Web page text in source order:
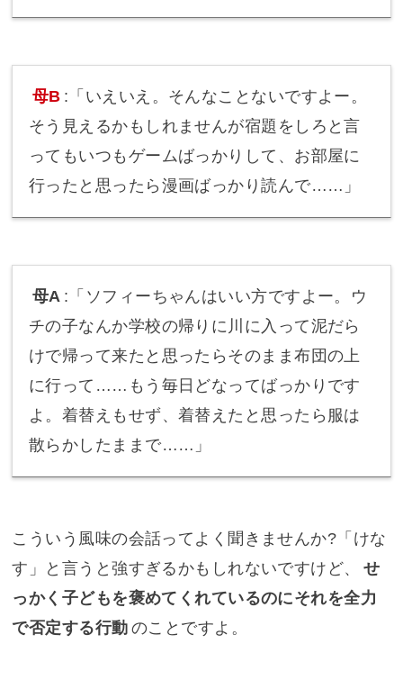
母B :「いえいえ。そんなことないですよー。
そう見えるかもしれませんが宿題をしろと言
ってもいつもゲームばっかりして、お部屋に
行ったと思ったら漫画ばっかり読んで……」
母A :「ソフィーちゃんはいい方ですよー。ウ
チの子なんか学校の帰りに川に入って泥だら
けで帰って来たと思ったらそのまま布団の上
に行って……もう毎日どなってばっかりです
よ。着替えもせず、着替えたと思ったら服は
散らかしたままで……」
こういう風味の会話ってよく聞きませんか?「けな
す」と言うと強すぎるかもしれないですけど、
せ
っかく子どもを褒めてくれているのにそれを全力
で否定する行動 のことですよ。